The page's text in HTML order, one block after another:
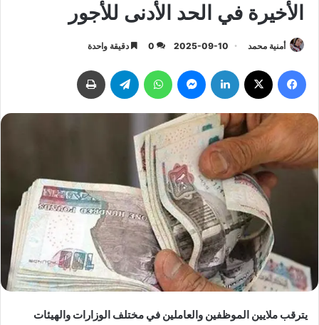
الأخيرة في الحد الأدنى للأجور
أمنية محمد 2025-09-10
0 دقيقة واحدة
يترقب ملايين الموظفين والعاملين في مختلف الوزارات والهيئات